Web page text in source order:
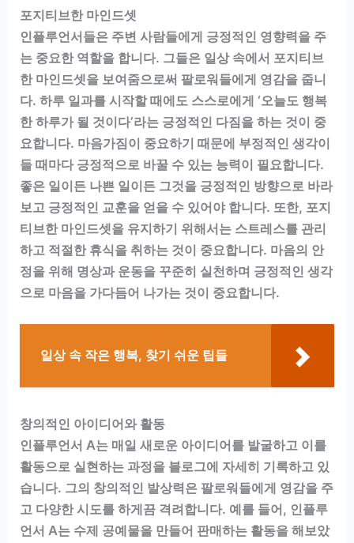
포지티브한 마인드셋
인플루언서들은 주변 사람들에게 긍정적인 영향력을 주
는 중요한 역할을 합니다. 그들은 일상 속에서 포지티브
한 마인드셋을 보여줌으로써 팔로워들에게 영감을 줍니
다. 하루 일과를 시작할 때에도 스스로에게 ‘오늘도 행복
한 하루가 될 것이다’라는 긍정적인 다짐을 하는 것이 중
요합니다. 마음가짐이 중요하기 때문에 부정적인 생각이
들 때마다 긍정적으로 바꿀 수 있는 능력이 필요합니다.
좋은 일이든 나쁜 일이든 그것을 긍정적인 방향으로 바라
보고 긍정적인 교훈을 얻을 수 있어야 합니다. 또한, 포지
티브한 마인드셋을 유지하기 위해서는 스트레스를 관리
하고 적절한 휴식을 취하는 것이 중요합니다. 마음의 안
정을 위해 명상과 운동을 꾸준히 실천하며 긍정적인 생각
으로 마음을 가다듬어 나가는 것이 중요합니다.
일상 속 작은 행복, 찾기 쉬운 팁들
창의적인 아이디어와 활동
인플루언서 A는 매일 새로운 아이디어를 발굴하고 이를
활동으로 실현하는 과정을 블로그에 자세히 기록하고 있
습니다. 그의 창의적인 발상력은 팔로워들에게 영감을 주
고 다양한 시도를 하게끔 격려합니다. 예를 들어, 인플루
언서 A는 수제 공예물을 만들어 판매하는 활동을 해보았